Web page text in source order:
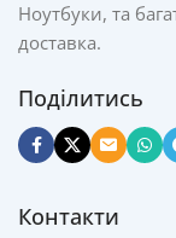
Ноутбуки, та
доставка.
Поділитись
Контакти